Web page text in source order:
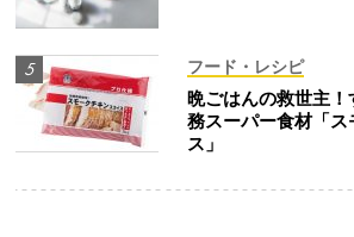
フード・レシピ
晩ごはんの救世主
務スーパー食材「
ス」